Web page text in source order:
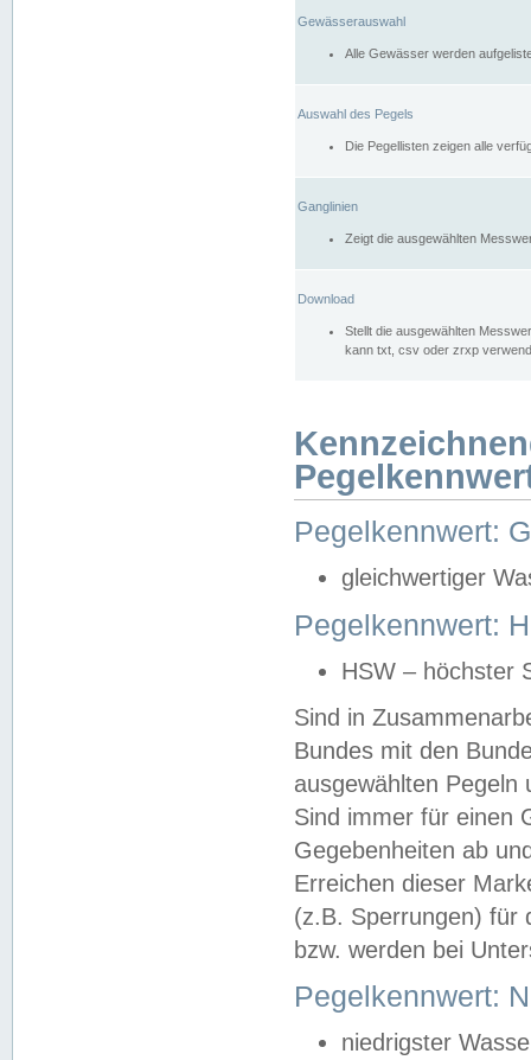
Gewässerauswahl
Alle Gewässer werden
Auswahl des Pegels
Die Pegellisten zeigen alle
Ganglinien
Zeigt die ausgewählten
Download
Stellt die ausgewählten
kann txt, csv oder zrxp
Pegelkennwert:
gleichwertiger
Pegelkennwert:
HSW – höchster
Sind in
Bundes mit den
ausgewählten
Sind immer für einen
Gegebenheiten ab
Erreichen dieser
(z.B. Sperrungen) für
bzw. werden bei
Pegelkennwert:
niedrigster